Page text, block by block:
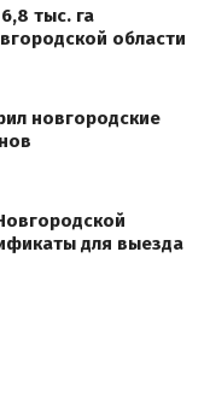
тыс. га
области
новгородские
для выезда